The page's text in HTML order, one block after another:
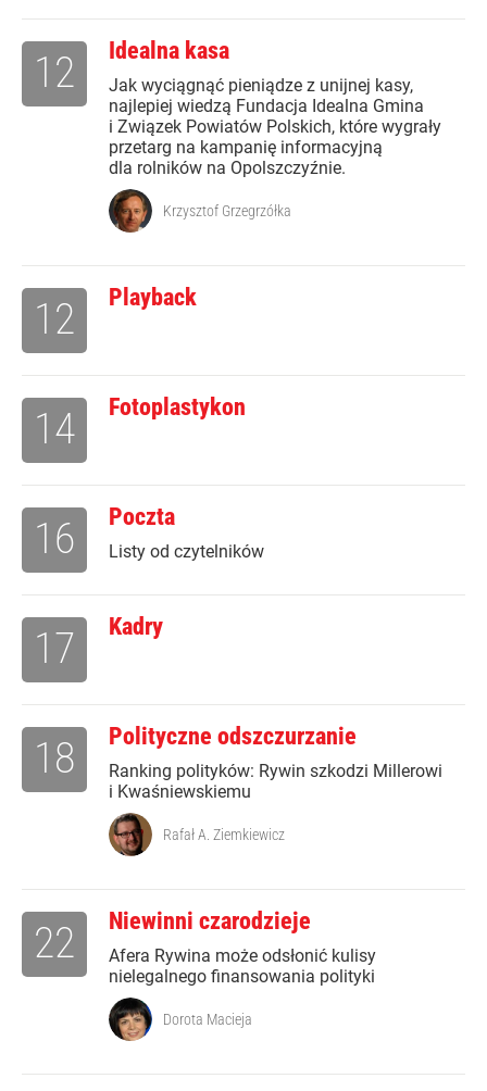
Idealna kasa
Jak wyciągnąć pieniądze z unijnej kasy,
najlepiej wiedzą Fundacja Idealna Gmina
i Związek Powiatów Polskich, które wygrały
przetarg na kampanię informacyjną
dla rolników na Opolszczyźnie.
12
Krzysztof Grzegrzółka
Playback
12
Fotoplastykon
14
Poczta
Listy od czytelników
16
Kadry
17
Polityczne odszczurzanie
Ranking polityków: Rywin szkodzi Millerowi
i Kwaśniewskiemu
18
Rafał A. Ziemkiewicz
Niewinni czarodzieje
Afera Rywina może odsłonić kulisy
nielegalnego finansowania polityki
22
Dorota Macieja